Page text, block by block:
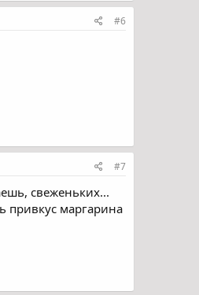
#6
#7
свеженьких...
привкус маргарина